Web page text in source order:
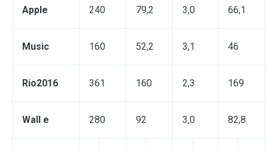
Apple 240 79,2 3,0 66,1
Music 160 52,2 3,1 46
Rio2016 361 160 2,3 169
Wall e 280 92 3,0 82,8